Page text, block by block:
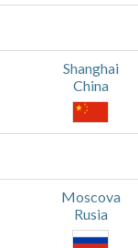
Shanghai
China
Moscova
Rusia